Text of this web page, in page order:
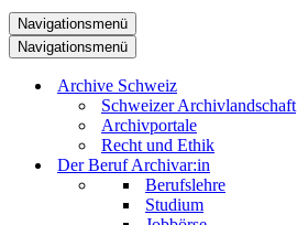
Navigationsmenü
Navigationsmenü
Archive Schweiz
Schweizer Archivlandschaft
Archivportale
Recht und Ethik
Der Beruf Archivar:in
Berufslehre
Studium